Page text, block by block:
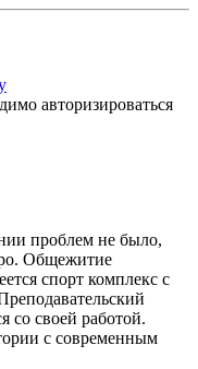
авторизироваться
проблем не было,
Общежитие
спорт комплекс с
со своей работой.
с современным